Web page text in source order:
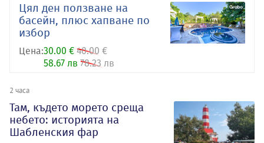
Цял ден ползване на
басейн, плюс хапване по
избор
Цена:30.00 € 40.00 €
58.67 лв 78.23 лв
2 часа
Там, където морето среща
небето: историята на
Шабленския фар